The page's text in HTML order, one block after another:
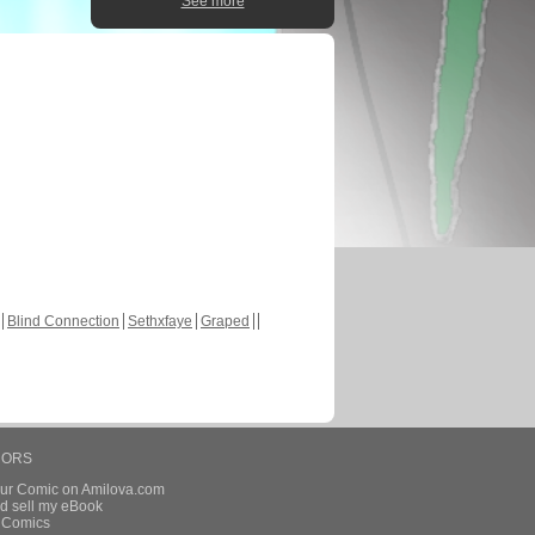
Blind Connection Sethxfaye Graped
Comic on Amilova.com
sell my eBook